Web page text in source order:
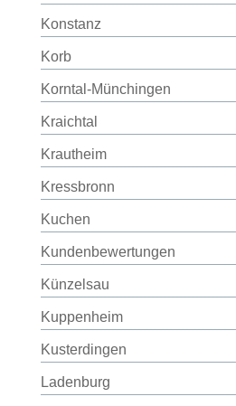
Konstanz
Korb
Korntal-Münchingen
Kraichtal
Krautheim
Kressbronn
Kuchen
Kundenbewertungen
Künzelsau
Kuppenheim
Kusterdingen
Ladenburg